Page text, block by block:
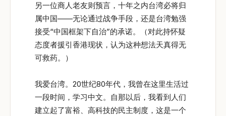
另一位商人老友则预言，十年之内台湾必将归
属中国——无论通过战争手段，还是台湾勉强
接受“中国框架下自治”的承诺。（对此持怀疑
态度者援引香港现状，认为这种想法天真得无
可救药。）
我爱台湾。20世纪80年代，我曾在这里生活过
一段时间，学习中文。自那以后，我看到人们
建立起了富裕、高科技的民主制度，这是一个